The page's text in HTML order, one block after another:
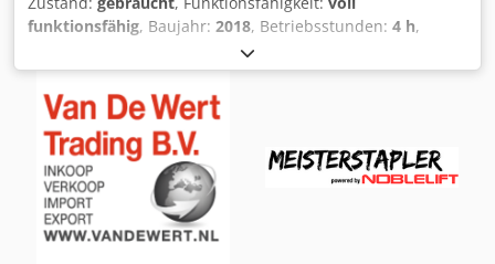
funktionsfähig, Baujahr: 2018, Betriebsstunden: 4 h,
, Kraftstofftyp:
1.150 mm, Antriebsart:Elektro,
Niederhubkommissionierer Zustand: Einsatzbereit und voll
funktionsfähig Zustand Technisch: gut Dsdpey Si Uhsfx
Akgskr Batterie Volt: 24V